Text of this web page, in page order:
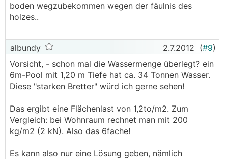
boden wegzubekommen wegen der fäulnis des
holzes..
albundy 2.7.2012 (#9)
Vorsicht, - schon mal die Wassermenge überlegt? ein
6m-Pool mit 1,20 m Tiefe hat ca. 34 Tonnen Wasser.
Diese "starken Bretter" würd ich gerne sehen!
Das ergibt eine Flächenlast von 1,2to/m2. Zum
Vergleich: bei Wohnraum rechnet man mit 200
kg/m2 (2 kN). Also das 6fache!
Es kann also nur eine Lösung geben, nämlich